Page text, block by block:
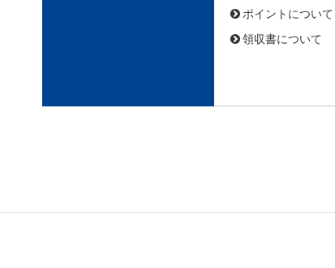
ポイントについて
領収書について